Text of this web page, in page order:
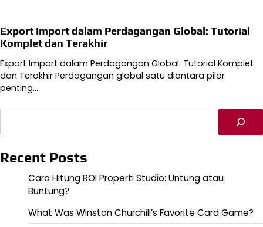
Export Import dalam Perdagangan Global: Tutorial
Komplet dan Terakhir
Export Import dalam Perdagangan Global: Tutorial Komplet
dan Terakhir Perdagangan global satu diantara pilar
penting…
Recent Posts
Cara Hitung ROI Properti Studio: Untung atau
Buntung?
What Was Winston Churchill’s Favorite Card Game?